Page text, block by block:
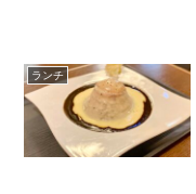
ランチ